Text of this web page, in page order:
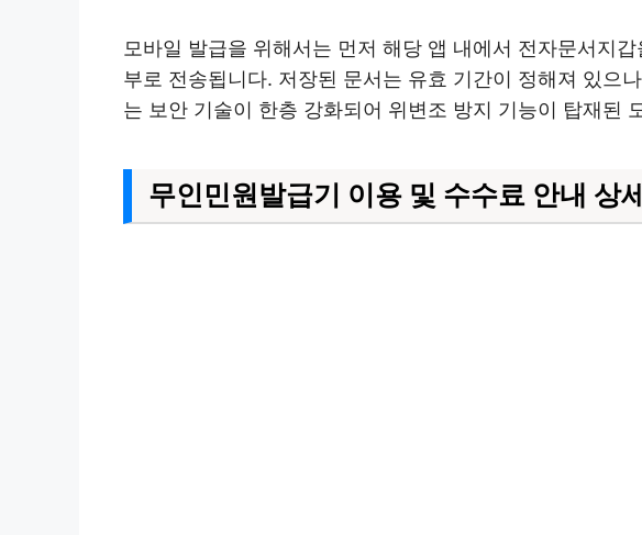
모바일 발급을 위해서는 먼저 해당 앱 내에서 전자문서지
부로 전송됩니다. 저장된 문서는 유효 기간이 정해져 있으
는 보안 기술이 한층 강화되어 위변조 방지 기능이 탑재된
무인민원발급기 이용 및 수수료 안내 상